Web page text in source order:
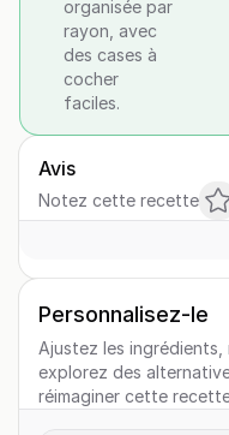
organisée par
rayon, avec
des cases à
cocher
faciles.
Avis
Notez cette recette
Personnalisez-le
Ajustez les
explorez des
réimaginer cette